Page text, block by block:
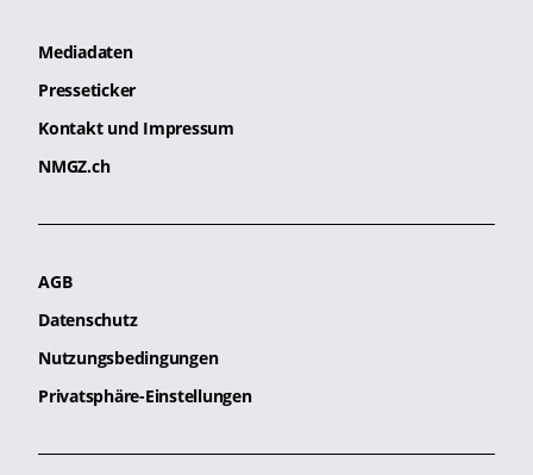
Mediadaten
Presseticker
Kontakt und Impressum
NMGZ.ch
AGB
Datenschutz
Nutzungsbedingungen
Privatsphäre-Einstellungen